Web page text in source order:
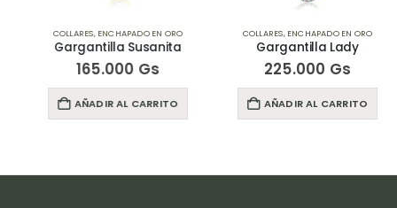
COLLARES,ENCHAPADO EN ORO
Gargantilla Susanita
165.000Gs
AÑADIR AL CARRITO
COLLARES,ENCHAPADO EN ORO
Gargantilla Lady
225.000Gs
AÑADIR AL CARRITO